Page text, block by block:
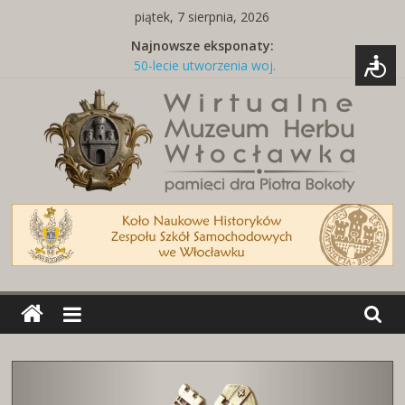
piątek, 7 sierpnia, 2026
Najnowsze eksponaty:
50-lecie utworzenia woj.
Tabliczka z nazwą ulicy
Naszywki z herbami miast
Brelok z godłem Polski i herbem
miasta
Miedziany talerz z herbami miast
Wirtualne
Muzeum
Herbu
Włocławka